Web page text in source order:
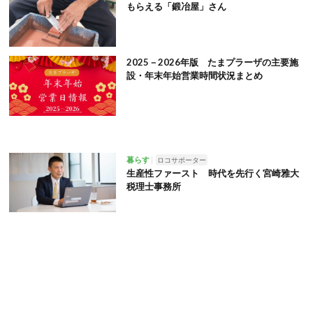
もらえる「鍛冶屋」さん
2025－2026年版 たまプラーザの主要施
設・年末年始営業時間状況まとめ
暮らす ロコサポーター
生産性ファースト 時代を先行く宮崎雅大
税理士事務所